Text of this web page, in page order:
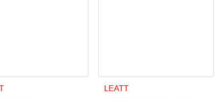
gewählt werden
Die Optionen können auf der Produktseite gewählt werden
LEATT
Dieses Produkt weist mehrere